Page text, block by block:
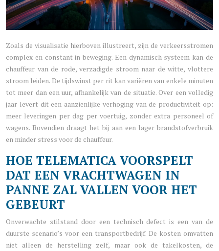
Zoals de visualisatie hierboven illustreert, zijn de verkeersstromen
complex en constant in beweging. Een dynamisch systeem kan de
chauffeur van de rode, verzadigde stroom naar de witte, vlottere
stroom leiden. De tijdswinst per rit kan variëren van enkele minuten
tot meer dan een uur, afhankelijk van de situatie. Over een volledig
jaar levert dit een aanzienlijke verhoging van de productiviteit op:
meer leveringen per dag per voertuig, zonder extra personeel of
wagens. Bovendien draagt het bij aan een lager brandstofverbruik
en minder stress voor de chauffeur.
HOE TELEMATICA VOORSPELT
DAT EEN VRACHTWAGEN IN
PANNE ZAL VALLEN VOOR HET
GEBEURT
Onverwachte stilstand door een technisch defect is een van de
duurste scenario’s voor een transportbedrijf. De kosten omvatten
niet alleen de herstelling zelf, maar ook de takelkosten, de